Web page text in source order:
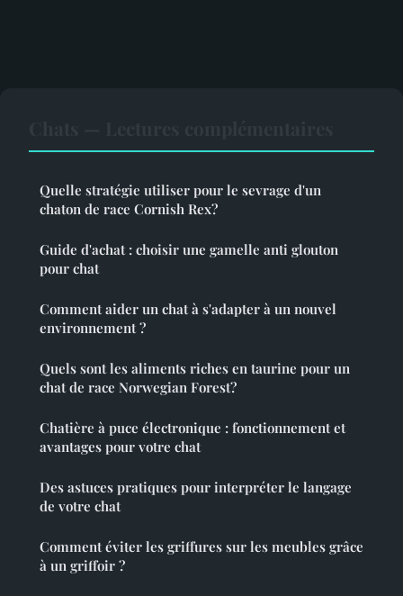
Quelle stratégie utiliser pour le sevrage d'un
chaton de race Cornish Rex?
Guide d'achat : choisir une gamelle anti glouton
pour chat
Comment aider un chat à s'adapter à un nouvel
environnement ?
Quels sont les aliments riches en taurine pour un
chat de race Norwegian Forest?
Chatière à puce électronique : fonctionnement et
avantages pour votre chat
Des astuces pratiques pour interpréter le langage
de votre chat
Comment éviter les griffures sur les meubles grâce
à un griffoir ?